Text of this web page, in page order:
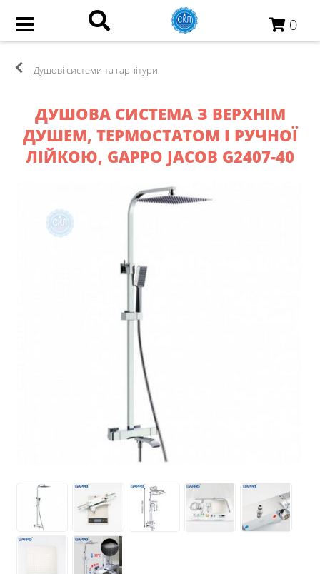
0
Душові системи та гарнітури
ДУШОВА СИСТЕМА З ВЕРХНІМ
ДУШЕМ, ТЕРМОСТАТОМ І РУЧНОЇ
ЛІЙКОЮ, GAPPO JACOB G2407-40